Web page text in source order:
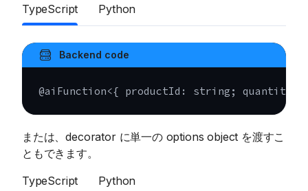
TypeScript
Python
Backend code
@aiFunction<{ productId : string ; quantity
または、decorator に単一の options object を渡すこ
ともできます。
TypeScript
Python